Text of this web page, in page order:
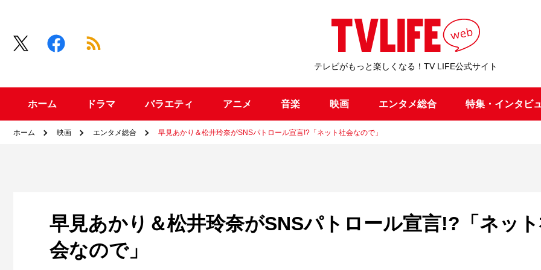
テレビがもっと楽しくなる！TV LIFE公式サイト
ホーム ドラマ バラエティ アニメ 音楽 映画 エンタメ総合 特集・インタビ
ホーム 映画 エンタメ総合 早見あかり＆松井玲奈がSNSパトロール宣言!?「ネット社会なので」
早見あかり＆松井玲奈がSNSパトロール宣言!?「ネッ
会なので」